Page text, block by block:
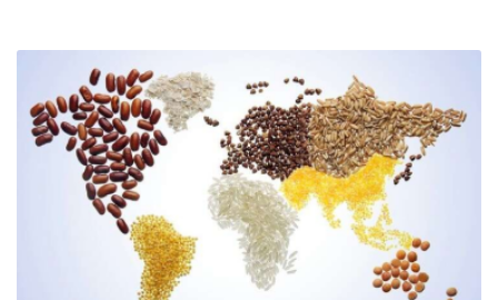
федерации
Евгений
Алексеевич»